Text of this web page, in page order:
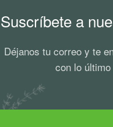
Suscríbete a
Déjanos tu correo y te
con lo